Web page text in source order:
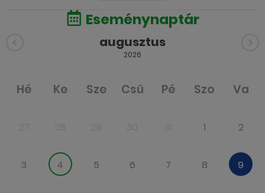
Eseménynaptár
augusztus
2026
Hé Ke Sze Csü Pé Szo Va
1 2
3 4 5 6 7 8 9